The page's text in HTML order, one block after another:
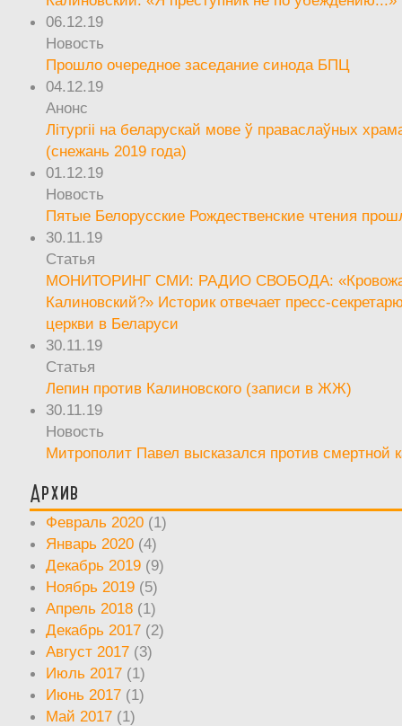
06.12.19
Новость
Прошло очередное заседание синода БПЦ
04.12.19
Анонс
Літургіі на беларускай мове ў праваслаўных
(снежань 2019 года)
01.12.19
Новость
Пятые Белорусские Рождественские чтения
30.11.19
Статья
МОНИТОРИНГ СМИ: РАДИО СВОБОДА:
Калиновский?» Историк отвечает пресс-
церкви в Беларуси
30.11.19
Статья
Лепин против Калиновского (записи в ЖЖ)
30.11.19
Новость
Митрополит Павел высказался против смертной
Архив
Февраль 2020 (1)
Январь 2020 (4)
Декабрь 2019 (9)
Ноябрь 2019 (5)
Апрель 2018 (1)
Декабрь 2017 (2)
Август 2017 (3)
Июль 2017 (1)
Июнь 2017 (1)
Май 2017 (1)